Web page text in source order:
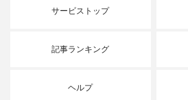
サービストップ
記事ランキング
ヘルプ